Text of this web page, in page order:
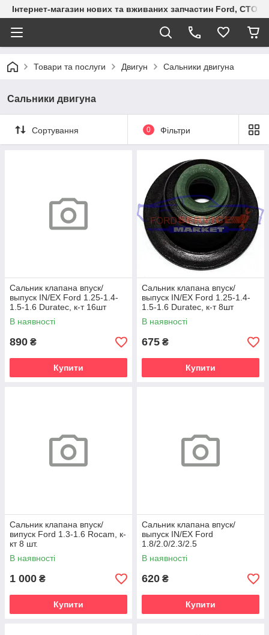
Інтернет-магазин нових та вживаних запчастин Ford, СТО
Товари та послуги Двигун Сальники двигуна
Сальники двигуна
Сортування 0 Фільтри
Сальник клапана впуск/
выпуск IN/EX Ford 1.25-1.4-
1.5-1.6 Duratec, к-т 16шт
В наявності
890 ₴
Купити
Сальник клапана впуск/
выпуск IN/EX Ford 1.25-1.4-
1.5-1.6 Duratec, к-т 8шт
В наявності
675 ₴
Купити
Сальник клапана впуск/
випуск Ford 1.3-1.6 Rocam, к-
кт 8 шт.
В наявності
1 000 ₴
Купити
Сальник клапана впуск/
выпуск IN/EX Ford
1.8/2.0/2.3/2.5
Duratec/GDI/EcoBoost/Hybrid
В наявності
620 ₴
Купити